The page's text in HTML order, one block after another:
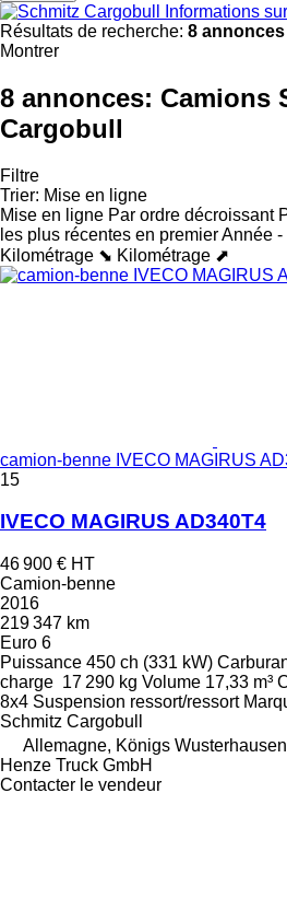
Informations
Résultats de recherche: 8 annonces
Montrer
8 annonces: Camions
Cargobull
Filtre
Trier: Mise en ligne
Mise en ligne Par ordre décroissant
les plus récentes en premierAnnée -
Kilométrage ⬊ Kilométrage ⬈
camion-benne IVECO MAGIRUS
15
IVECO MAGIRUS AD340T4
46 900 € HT
Camion-benne
2016
219 347 km
Euro 6
Puissance 450 ch (331 kW)
charge 17 290 kg Volume 17,33 m³
8x4 Suspension ressort/ressort
Schmitz Cargobull
Allemagne, Königs Wusterhausen
Henze Truck GmbH
Contacter le vendeur